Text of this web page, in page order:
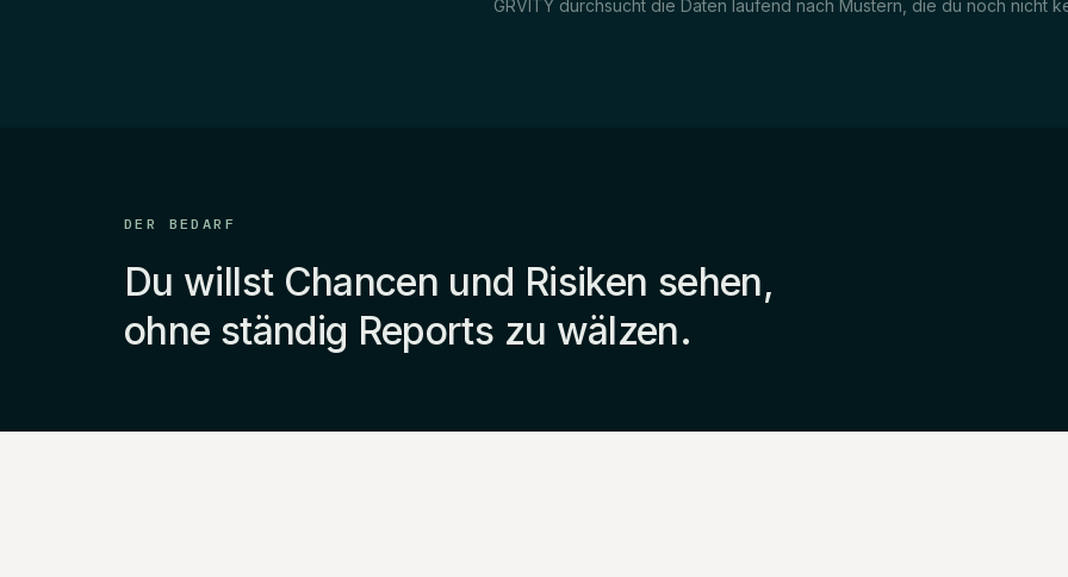
GRVITY durchsucht die Daten laufend nach Mustern, die du noch nicht
DER BEDARF
Du willst Chancen und Risiken sehen,
ohne ständig Reports zu wälzen.